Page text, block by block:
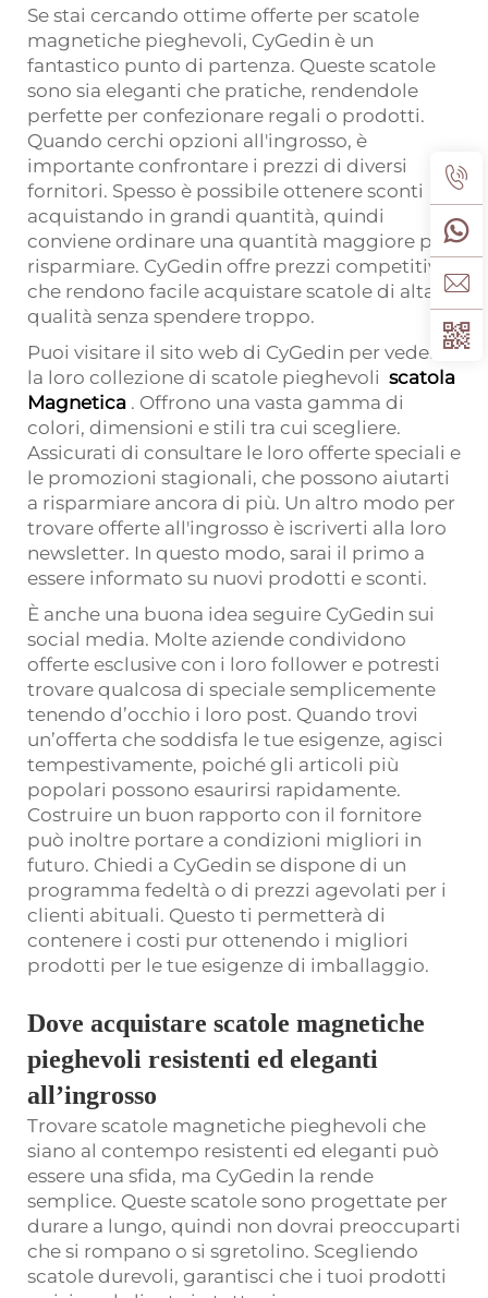
Se stai cercando ottime offerte per scatole
magnetiche pieghevoli, CyGedin è un
fantastico punto di partenza. Queste scatole
sono sia eleganti che pratiche, rendendole
perfette per confezionare regali o prodotti.
Quando cerchi opzioni all'ingrosso, è
importante confrontare i prezzi di diversi
fornitori. Spesso è possibile ottenere sconti
acquistando in grandi quantità, quindi
conviene ordinare una quantità maggiore per
risparmiare. CyGedin offre prezzi competitivi
che rendono facile acquistare scatole di alta
qualità senza spendere troppo.
Puoi visitare il sito web di CyGedin per vedere
la loro collezione di scatole pieghevoli scatola
Magnetica . Offrono una vasta gamma di
colori, dimensioni e stili tra cui scegliere.
Assicurati di consultare le loro offerte speciali e
le promozioni stagionali, che possono aiutarti
a risparmiare ancora di più. Un altro modo per
trovare offerte all'ingrosso è iscriverti alla loro
newsletter. In questo modo, sarai il primo a
essere informato su nuovi prodotti e sconti.
È anche una buona idea seguire CyGedin sui
social media. Molte aziende condividono
offerte esclusive con i loro follower e potresti
trovare qualcosa di speciale semplicemente
tenendo d’occhio i loro post. Quando trovi
un’offerta che soddisfa le tue esigenze, agisci
tempestivamente, poiché gli articoli più
popolari possono esaurirsi rapidamente.
Costruire un buon rapporto con il fornitore
può inoltre portare a condizioni migliori in
futuro. Chiedi a CyGedin se dispone di un
programma fedeltà o di prezzi agevolati per i
clienti abituali. Questo ti permetterà di
contenere i costi pur ottenendo i migliori
prodotti per le tue esigenze di imballaggio.
Dove acquistare scatole magnetiche
pieghevoli resistenti ed eleganti
all’ingrosso
Trovare scatole magnetiche pieghevoli che
siano al contempo resistenti ed eleganti può
essere una sfida, ma CyGedin la rende
semplice. Queste scatole sono progettate per
durare a lungo, quindi non dovrai preoccuparti
che si rompano o si sgretolino. Scegliendo
scatole durevoli, garantisci che i tuoi prodotti